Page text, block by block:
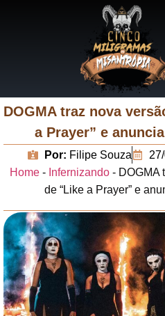
DOGMA traz nova
a Prayer” e
Por: Filipe Souza
Home - Infernizando - DOGMA
de “Like a Prayer” e